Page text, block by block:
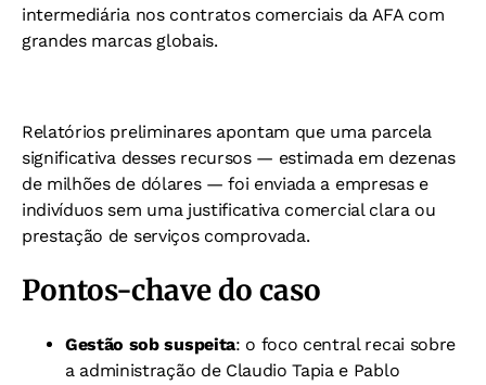
intermediária nos contratos comerciais da AFA com
grandes marcas globais.
Relatórios preliminares apontam que uma parcela
significativa desses recursos — estimada em dezenas
de milhões de dólares — foi enviada a empresas e
indivíduos sem uma justificativa comercial clara ou
prestação de serviços comprovada.
Pontos-chave do caso
Gestão sob suspeita: o foco central recai sobre
a administração de Claudio Tapia e Pablo